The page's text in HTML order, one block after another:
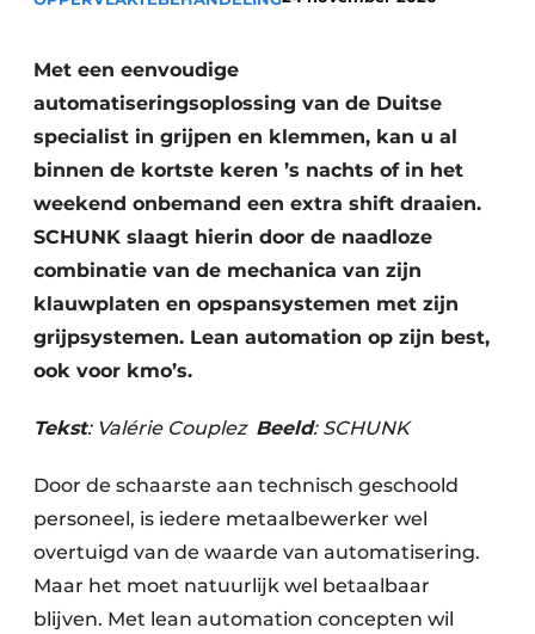
Vacatures
Video’s
Met een eenvoudige
automatiseringsoplossing van de Duitse
specialist in grijpen en klemmen, kan u al
binnen de kortste keren ’s nachts of in het
weekend onbemand een extra shift draaien.
SCHUNK slaagt hierin door de naadloze
combinatie van de mechanica van zijn
klauwplaten en ­opspansystemen met zijn
grijpsystemen. Lean automation op zijn best,
ook voor kmo’s.
Tekst: Valérie Couplez Beeld: SCHUNK
Door de schaarste aan technisch geschoold
personeel, is iedere metaalbewerker wel
overtuigd van de waarde van automatisering.
Maar het moet natuurlijk wel betaalbaar
blijven. Met lean automation concepten wil